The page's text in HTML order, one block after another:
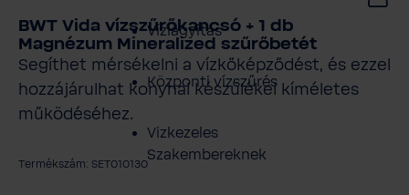
Vízlágyítás
Központi vízszűrés
Vizkezeles
Szakembereknek
BWT Vida vízszűrőkancsó + 1 db
Magnézum Mineralized szűrőbetét
Segíthet mérsékelni a vízkőképződést, és ezzel
hozzájárulhat konyhai készülékei kíméletes
működéséhez.
Termékszám: SET010130